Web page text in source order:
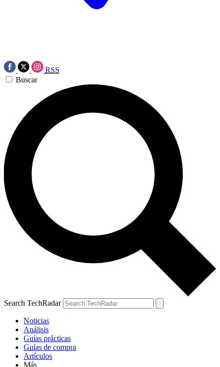
RSS
Buscar
Search TechRadar
Noticias
Análisis
Guías prácticas
Guías de compra
Artículos
Más